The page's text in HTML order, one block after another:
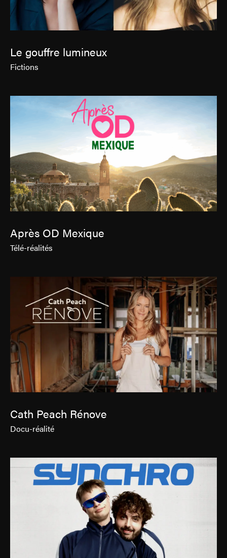
Le gouffre lumineux
Fictions
Après OD Mexique
Télé-réalités
Cath Peach Rénove
Docu-réalité